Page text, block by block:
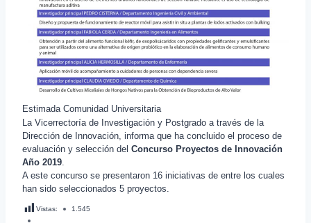
Estimada Comunidad Universitaria
La Vicerrectoría de Investigación y Postgrado a través de la
Dirección de Innovación, informa que ha concluido el proceso de
evaluación y selección del Concurso Proyectos de Innovación
Año 2019.
A este concurso se presentaron 16 iniciativas de entre los cuales
han sido seleccionados 5 proyectos.
Vistas: 1.545